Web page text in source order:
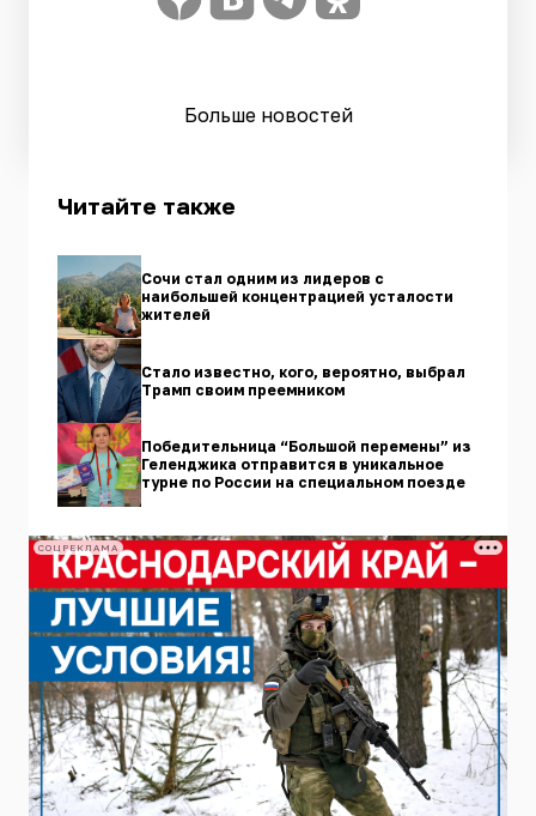
Больше новостей
Читайте также
Сочи стал одним из лидеров с
наибольшей концентрацией усталости
жителей
Стало известно, кого, вероятно, выбрал
Трамп своим преемником
Победительница “Большой перемены” из
Геленджика отправится в уникальное
турне по России на специальном поезде
СОЦРЕКЛАМА